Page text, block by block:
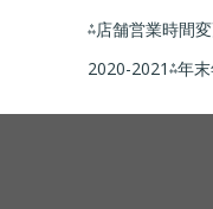
⁂店舗営業時間
2020-2021⁂年